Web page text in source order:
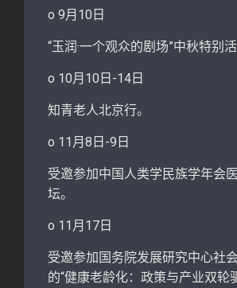
o 9月10日
“玉润·一个观众的剧场”中秋特别活
o 10月10日-14日
知青老人北京行。
o 11月8日-9日
受邀参加中国人类学民族学年会
坛。
o 11月17日
受邀参加国务院发展研究中心社
的“健康老龄化：政策与产业双轮